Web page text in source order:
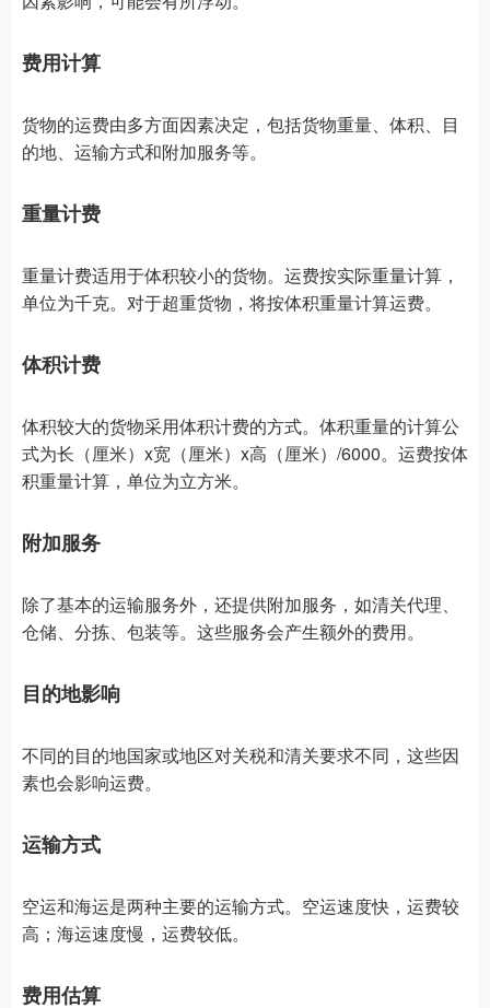
费用计算
货物的运费由多方面因素决定，包括货物重量、体积、目
的地、运输方式和附加服务等。
重量计费
重量计费适用于体积较小的货物。运费按实际重量计算，
单位为千克。对于超重货物，将按体积重量计算运费。
体积计费
体积较大的货物采用体积计费的方式。体积重量的计算公
式为长（厘米）x宽（厘米）x高（厘米）/6000。运费按体
积重量计算，单位为立方米。
附加服务
除了基本的运输服务外，还提供附加服务，如清关代理、
仓储、分拣、包装等。这些服务会产生额外的费用。
目的地影响
不同的目的地国家或地区对关税和清关要求不同，这些因
素也会影响运费。
运输方式
空运和海运是两种主要的运输方式。空运速度快，运费较
高；海运速度慢，运费较低。
费用估算